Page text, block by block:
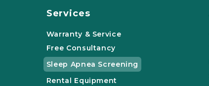
Services
Warranty & Service
Free Consultancy
Sleep Apnea Screening
Rental Equipment